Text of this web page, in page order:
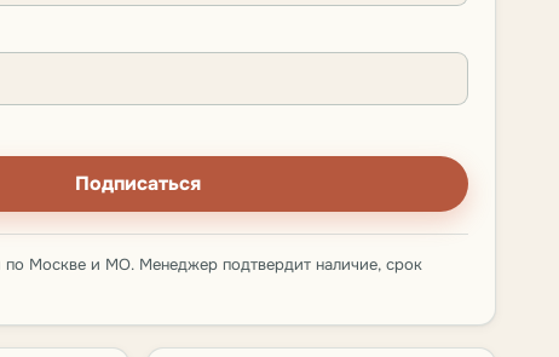
Подписаться
по Москве и МО. Менеджер подтвердит наличие, срок